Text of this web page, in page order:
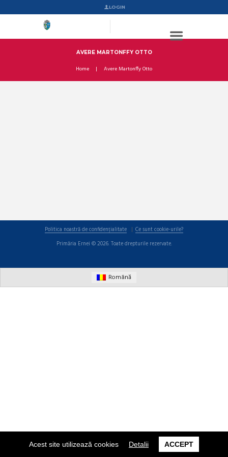
Acest site utilizează cookies Detalii ACCEPT
LOGIN
AVERE MARTONFFY OTTO
Home Avere Martonffy Otto
Politica noastră de confidențialitate
Ce sunt cookie-urile?
Primăria Ernei © 2026. Toate drepturile rezervate.
Română